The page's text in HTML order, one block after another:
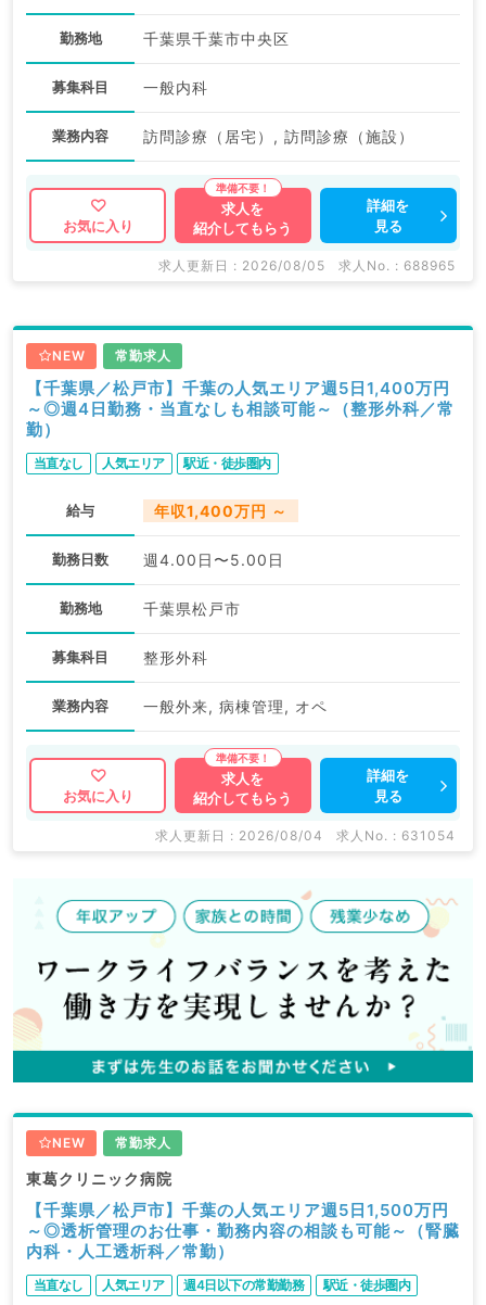
勤務地 千葉県千葉市中央区
募集科目 一般内科
業務内容 訪問診療（居宅）, 訪問診療（施設）
お気に入り
求人を
紹介してもらう
詳細を
見る
求人更新日 : 2026/08/05 求人No. : 688965
NEW 常勤求人
【千葉県／松戸市】千葉の人気エリア週5日1,400万円
～◎週4日勤務・当直なしも相談可能～（整形外科／常
勤）
当直なし 人気エリア 駅近・徒歩圏内
給与 年収1,400万円 ～
勤務日数 週4.00日〜5.00日
勤務地 千葉県松戸市
募集科目 整形外科
業務内容 一般外来, 病棟管理, オペ
お気に入り
求人を
紹介してもらう
詳細を
見る
求人更新日 : 2026/08/04 求人No. : 631054
NEW 常勤求人
東葛クリニック病院
【千葉県／松戸市】千葉の人気エリア週5日1,500万円
～◎透析管理のお仕事・勤務内容の相談も可能～（腎臓
内科・人工透析科／常勤）
当直なし 人気エリア 週4日以下の常勤勤務 駅近・徒歩圏内